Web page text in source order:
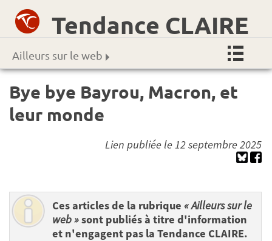
Tendance CLAIRE
Ailleurs sur le web
Bye bye Bayrou, Macron, et
leur monde
Lien publiée le 12 septembre 2025
Ces articles de la rubrique « Ailleurs sur le
web »sont publiés à titre d'information
et n'engagent pas la Tendance CLAIRE.